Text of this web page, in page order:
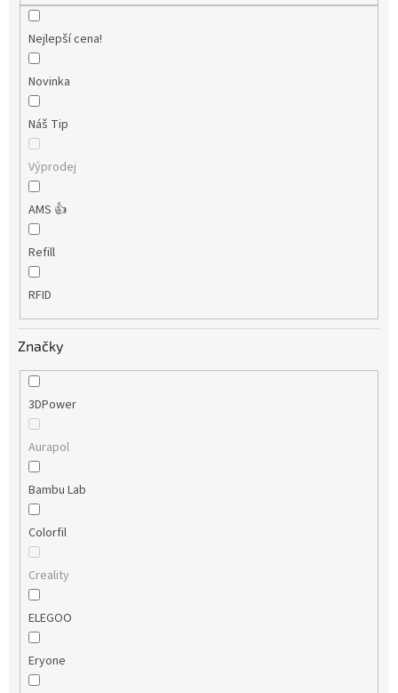
Nejlepší cena!
Novinka
Náš Tip
Výprodej
AMS 👍
Refill
RFID
Značky
3DPower
Aurapol
Bambu Lab
Colorfil
Creality
ELEGOO
Eryone